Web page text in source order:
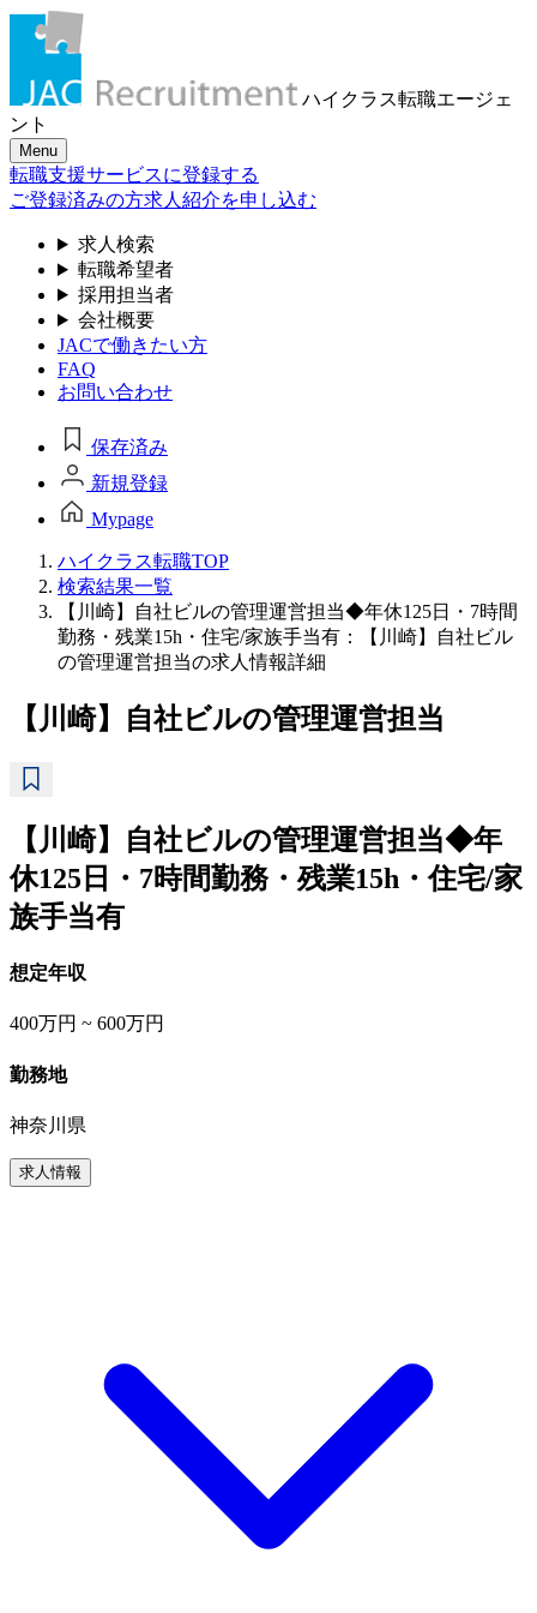
ハイクラス転職エージェ
ント
Menu
転職支援サービスに登録する
ご登録済みの方求人紹介を申し込む
求人検索
転職希望者
採用担当者
会社概要
JACで働きたい方
FAQ
お問い合わせ
保存済み
新規登録
Mypage
ハイクラス転職TOP
検索結果一覧
【川崎】自社ビルの管理運営担当◆年休125日・7時間
勤務・残業15h・住宅/家族手当有：【川崎】自社ビル
の管理運営担当の求人情報詳細
【川崎】自社ビルの管理運営担当
【川崎】自社ビルの管理運営担当◆年
休125日・7時間勤務・残業15h・住宅/家
族手当有
想定年収
400万円 ~ 600万円
勤務地
神奈川県
求人情報